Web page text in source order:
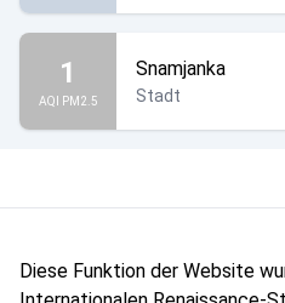
1
AQI PM2.5
Snamjanka
Stadt
Diese Funktion der Website